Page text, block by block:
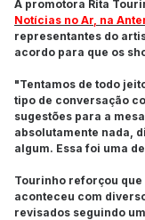
A promotora Rita
Notícias no Ar, na
representantes do
acordo para que os
"Tentamos de todo
tipo de conversação
sugestões para a
absolutamente nada,
algum. Essa foi uma
Tourinho reforçou
aconteceu com
revisados seguindo